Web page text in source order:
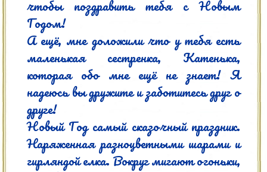
чтобы поздравить тебя с Новым
Годом!
А ещё, мне доложили что у тебя есть
маленькая сестренка, Катенька,
которая обо мне ещё не знает! Я
надеюсь вы дружите и заботитесь друг о
друге!
Новый Год самый сказочный праздник.
Наряженная разноцветными шарами и
гирляндой елка. Вокруг мигают огоньки,